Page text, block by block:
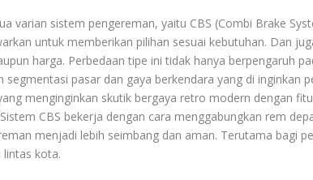
varian sistem pengereman, yaitu CBS (Combi Brake
untuk memberikan pilihan sesuai kebutuhan. Dan
harga. Perbedaan tipe ini tidak hanya berpengaruh
pasar dan gaya berkendara yang di inginkan
menginginkan skutik bergaya retro modern dengan
CBS bekerja dengan cara menggabungkan rem
menjadi lebih seimbang dan aman. Terutama bagi
lintas kota.